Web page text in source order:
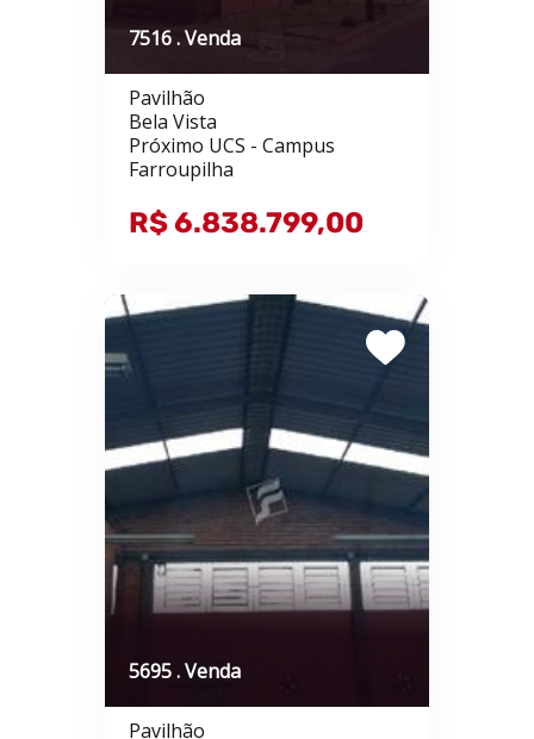
7516 . Venda
Pavilhão
Bela Vista
Próximo UCS - Campus
Farroupilha
R$ 6.838.799,00
5695 . Venda
Pavilhão